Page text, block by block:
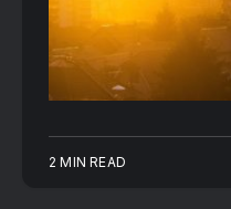
2 MIN READ